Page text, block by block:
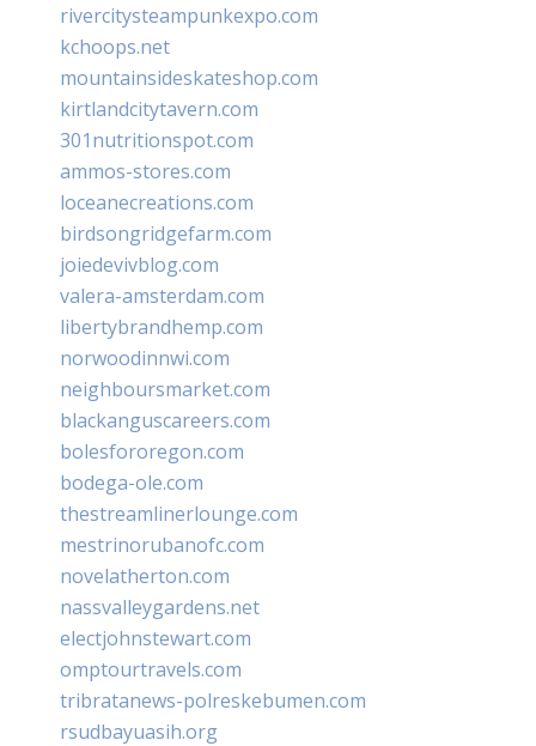
rivercitysteampunkexpo.com
kchoops.net
mountainsideskateshop.com
kirtlandcitytavern.com
301nutritionspot.com
ammos-stores.com
loceanecreations.com
birdsongridgefarm.com
joiedevivblog.com
valera-amsterdam.com
libertybrandhemp.com
norwoodinnwi.com
neighboursmarket.com
blackanguscareers.com
bolesfororegon.com
bodega-ole.com
thestreamlinerlounge.com
mestrinorubanofc.com
novelatherton.com
nassvalleygardens.net
electjohnstewart.com
omptourtravels.com
tribratanews-polreskebumen.com
rsudbayuasih.org